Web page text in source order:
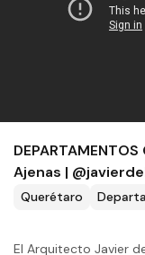
Ajenas |
Querétaro
El Arquitecto Javier